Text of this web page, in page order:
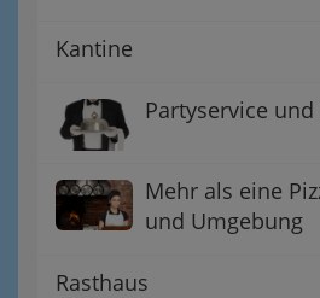
Kantine
Partyservice
Mehr als eine
und Umgebung
Rasthaus